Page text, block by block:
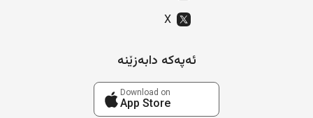
X
ئەپەکە دابەزێنە
Download on
App Store